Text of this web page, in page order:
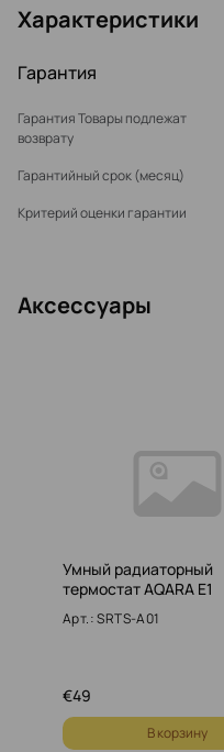
Характеристики
Гарантия
Гарантия Товары подлежат
возврату
Гарантийный срок (месяц)
Критерий оценки гарантии
Аксессуары
Умный радиаторный
термостат AQARA E1
Арт.: SRTS-A01
49
€
В корзину